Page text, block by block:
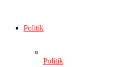
Politik
Politik